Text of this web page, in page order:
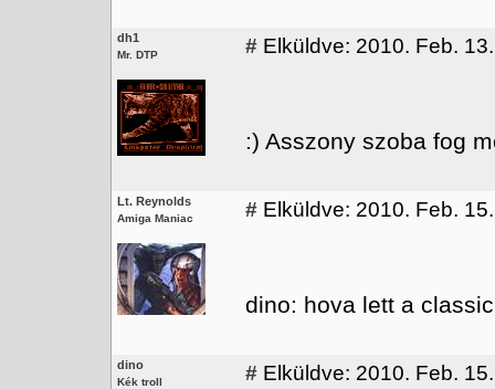
dh1
Mr. DTP # Elküldve: 2010. Feb.
:) Asszony szoba fog
Lt. Reynolds
Amiga Maniac # Elküldve: 2010. Feb.
dino: hova lett a
dino
Kék troll # Elküldve: 2010. Feb.